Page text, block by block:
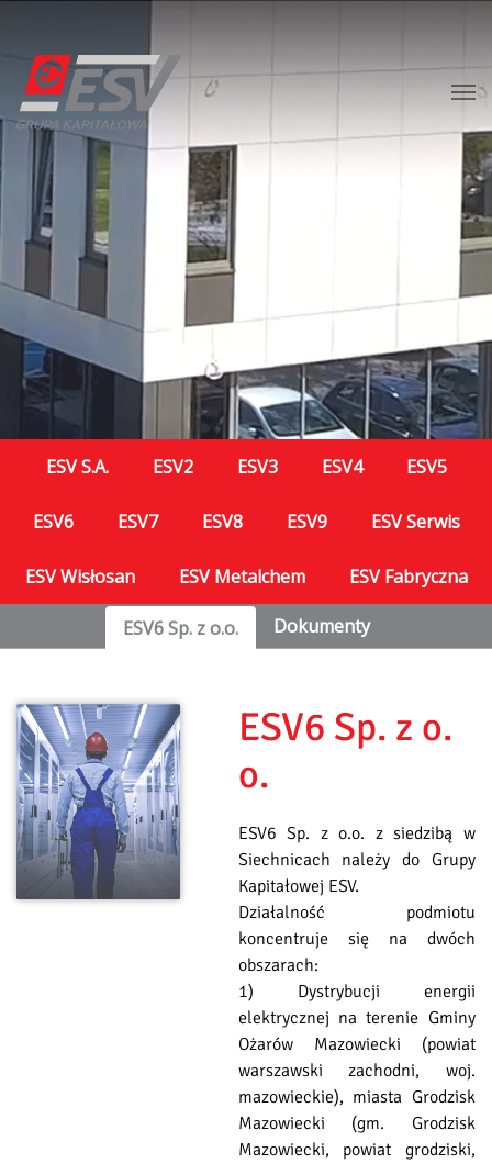
ESV S.A. ESV2 ESV3 ESV4 ESV5
ESV6 ESV7 ESV8 ESV9 ESV Serwis
ESV Wisłosan ESV Metalchem ESV Fabryczna
ESV6 Sp. z o.o. Dokumenty
ESV6 Sp. z o.
o.
ESV6 Sp. z o.o. z siedzibą w
Siechnicach należy do Grupy
Kapitałowej ESV.
Działalność podmiotu
koncentruje się na dwóch
obszarach:
1) Dystrybucji energii
elektrycznej na terenie Gminy
Ożarów Mazowiecki (powiat
warszawski zachodni, woj.
mazowieckie), miasta Grodzisk
Mazowiecki (gm. Grodzisk
Mazowiecki, powiat grodziski,